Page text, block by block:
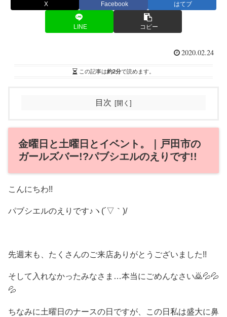
X Facebook はてブ
LINE コピー
2020.02.24
この記事は約2分で読めます。
目次
金曜日と土曜日とイベント。｜戸田市の
ガールズバー!?パブシエルのえりです!!
こんにちわ!!
パブシエルのえりです♪ヽ(´▽｀)/
先週末も、たくさんのご来店ありがとうございました!!
そして入れなかったみなさま…本当にごめんなさい🙇💦💦
💦
ちなみに土曜日のナースの日ですが、この日私は盛大に鼻